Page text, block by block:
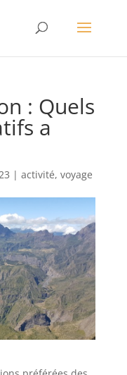
: Quels
a
| activité, voyage